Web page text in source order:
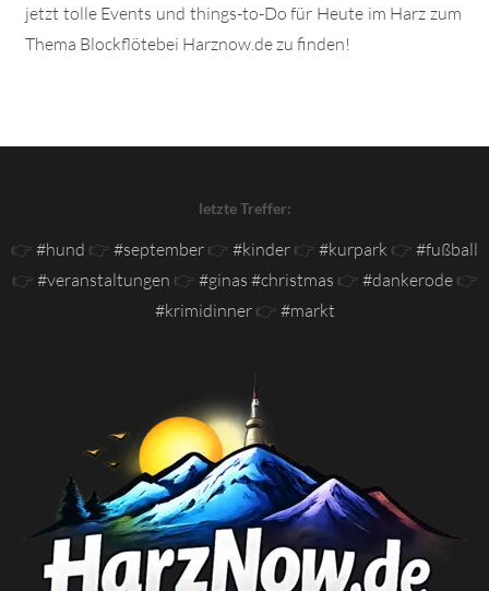
jetzt tolle Events und things-to-Do für Heute im Harz zum
Thema Blockflötebei Harznow.de zu finden!
letzte Treffer:
👉 #hund 👉 #september 👉 #kinder 👉 #kurpark 👉 #fußball
👉 #veranstaltungen 👉 #ginas #christmas 👉 #dankerode👉
#krimidinner👉 #markt